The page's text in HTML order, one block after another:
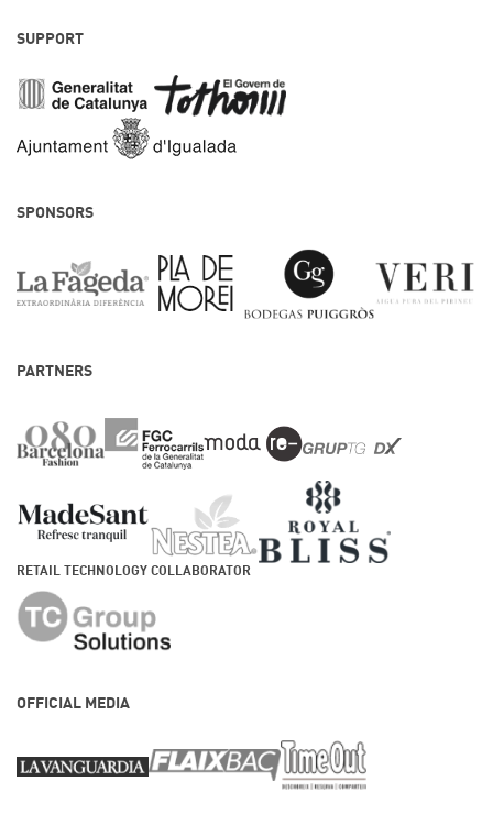
SUPPORT
SPONSORS
PARTNERS
RETAIL TECHNOLOGY COLLABORATOR
OFFICIAL MEDIA